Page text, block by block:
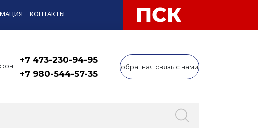
КОНТАКТЫ
+7 473-230-94-95
+7 980-544-57-35
обратная связь с нами